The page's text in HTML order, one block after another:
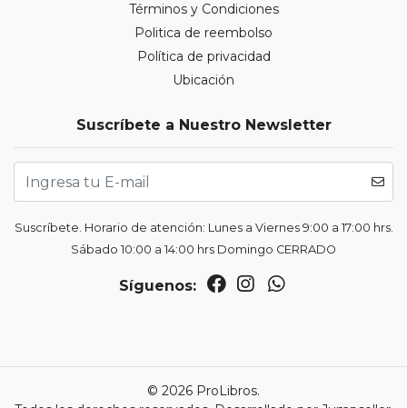
Términos y Condiciones
Politica de reembolso
Política de privacidad
Ubicación
Suscríbete a Nuestro Newsletter
Suscríbete. Horario de atención: Lunes a Viernes 9:00 a 17:00 hrs.
Sábado 10:00 a 14:00 hrs Domingo CERRADO
Síguenos:
© 2026 ProLibros.